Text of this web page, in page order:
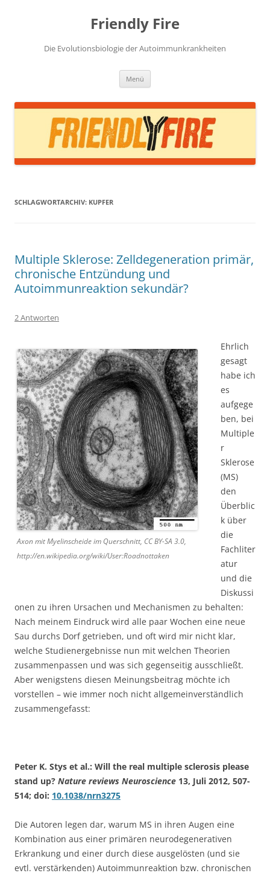
Friendly Fire
Die Evolutionsbiologie der Autoimmunkrankheiten
Menü
SCHLAGWORTARCHIV: KUPFER
Multiple Sklerose: Zelldegeneration primär,
chronische Entzündung und
Autoimmunreaktion sekundär?
2 Antworten
Axon mit Myelinscheide im Querschnitt, CC BY-SA 3.0,
http://en.wikipedia.org/wiki/User:Roadnottaken
Ehrlich
gesagt
habe ich
es
aufgege
ben, bei
Multiple
r
Sklerose
(MS)
den
Überblic
k über
die
Fachliter
atur
und die
Diskussi
onen zu ihren Ursachen und Mechanismen zu behalten:
Nach meinem Eindruck wird alle paar Wochen eine neue
Sau durchs Dorf getrieben, und oft wird mir nicht klar,
welche Studienergebnisse nun mit welchen Theorien
zusammenpassen und was sich gegenseitig ausschließt.
Aber wenigstens diesen Meinungsbeitrag möchte ich
vorstellen – wie immer noch nicht allgemeinverständlich
zusammengefasst:
Peter K. Stys et al.: Will the real multiple sclerosis please
stand up? Nature reviews Neuroscience 13, Juli 2012, 507-
514; doi: 10.1038/nrn3275
Die Autoren legen dar, warum MS in ihren Augen eine
Kombination aus einer primären neurodegenerativen
Erkrankung und einer durch diese ausgelösten (und sie
evtl. verstärkenden) Autoimmunreaktion bzw. chronischen